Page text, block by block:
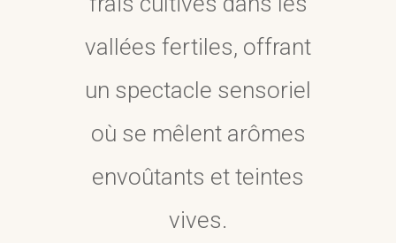
vallées fertiles, offrant
un spectacle sensoriel
où se mêlent arômes
envoûtants et teintes
vives.